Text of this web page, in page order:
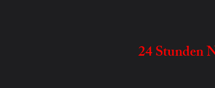
24 Stunden